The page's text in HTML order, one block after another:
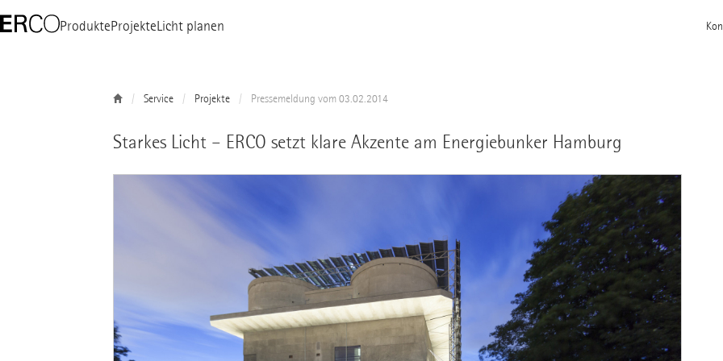
ProdukteProjekteLicht planen
Service Projekte Pressemeldung vom 03.02.2014
Starkes Licht – ERCO setzt klare Akzente am Energiebunker Hamburg